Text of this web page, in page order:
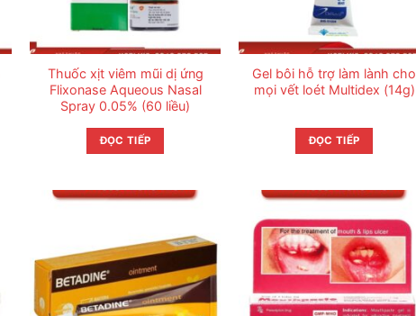
Thuốc xịt viêm mũi dị ứng
Flixonase Aqueous Nasal
Spray 0.05% (60 liều)
ĐỌC TIẾP
Gel bôi hỗ trợ làm lành cho
mọi vết loét Multidex (14g)
ĐỌC TIẾP